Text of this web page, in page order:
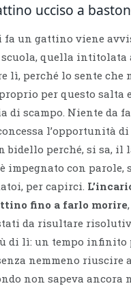
ucciso a
un gattino viene
quella
lì, perché lo sente che
per questo salta
scampo. Niente da
l’opportunità
bidello perché, si sa, il
impegnato con
per capirci.
fino a farlo morire
da risultare
di lì: un tempo
nemmeno riuscire
non sapeva ancora